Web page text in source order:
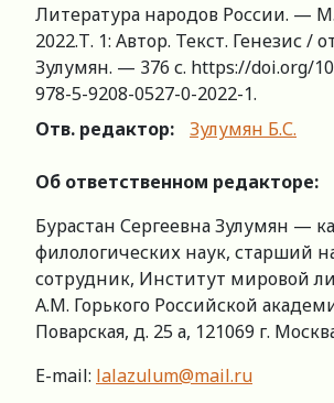
Литература народов России. —
2022.Т. 1: Автор. Текст. Генезис /
Зулумян. — 376 с. https://doi.org/
978-5-9208-0527-0-2022-1.
Отв. редактор:
Зулумян Б.С.
Об ответственном редакторе:
Бурастан Сергеевна Зулумян —
филологических наук, старший
сотрудник, Институт мировой
А.М. Горького Российской
Поварская, д. 25 а, 121069 г.
E-mail: lalazulum@mail.ru